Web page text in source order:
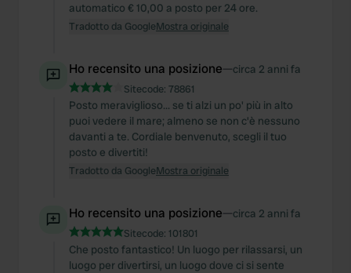
automatico € 10,00 a posto per 24 ore.
Tradotto da GoogleMostra originale
Ho recensito una posizione—circa 2 anni fa
Sitecode: 78861
Posto meraviglioso... se ti alzi un po' più in alto
puoi vedere il mare; almeno se non c'è nessuno
davanti a te. Cordiale benvenuto, scegli il tuo
posto e divertiti!
Tradotto da GoogleMostra originale
Ho recensito una posizione—circa 2 anni fa
Sitecode: 101801
Che posto fantastico! Un luogo per rilassarsi, un
luogo per divertirsi, un luogo dove ci si sente